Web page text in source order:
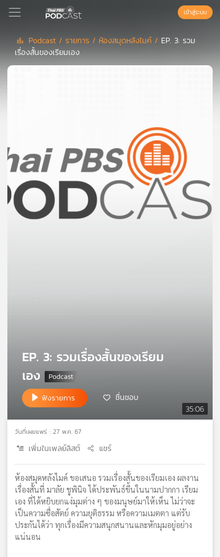
Podcast
เพล
ลิ
สต์
ของ
กิจกรรม
เกี่ยว
เครือ
วิทยุ
ไทย
เอส
เข้าสู่ระบบ
Podcast / รายการ / ห้องสมุดหลังไมค์ / EP. 3: รวม
เรื่องสั้นของเรียมเอง
35:06
EP. 3: รวมเรื่องสั้นของเรียม
เอง
ฟังรายการ ชื่นชอบ
วันที่เผยแพร่ : 27 พ.ค. 67
เพิ่มในเพลย์ลิสต์ แชร์
ห้องสมุดหลังไมค์ ขอเสนอ รวมเรื่องสั้นของเรียมเอง ผลงาน
เรื่องสั้นที่ มาลัย ชูพินิจ ได้ประพันธ์ขึ้นในนามปากกา เรียม
เอง ที่ได้หยิบยกแง่มุมต่าง ๆ ของมนุษย์มาให้เห็น ไม่ว่าจะ
เป็นความซื่อสัตย์ ความยุติธรรม หรือความเมตตา แต่รับ
ประกันได้ว่า ทุกเรื่องมีความสนุกสนานและหักมุมอยู่อย่าง
แน่นอน